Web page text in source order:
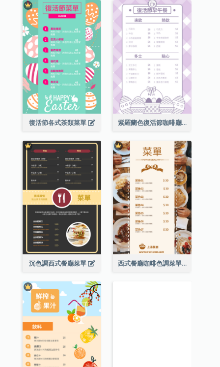
復活節各式茶類菜單 紫羅蘭色復活節咖啡廳菜單
沉色調西式餐廳菜單 西式餐廳咖啡色調菜單